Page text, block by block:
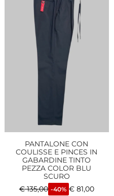
PANTALONE CON
COULISSE E PINCES IN
GABARDINE TINTO
PEZZA COLOR BLU
SCURO
€135,00 -40% €81,00